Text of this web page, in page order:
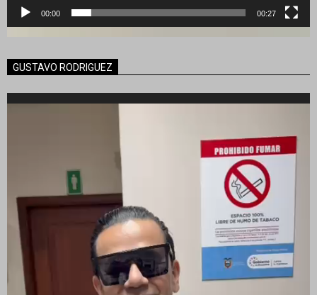
00:00 00:27
GUSTAVO RODRIGUEZ
Reproductor